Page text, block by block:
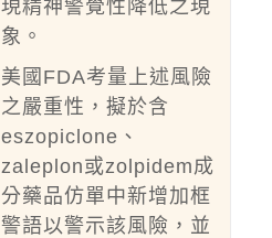
現精神警覺性降低之現
象。
美國FDA考量上述風險
之嚴重性，擬於含
eszopiclone、
zaleplon或zolpidem成
分藥品仿單中新增加框
警語以警示該風險，並